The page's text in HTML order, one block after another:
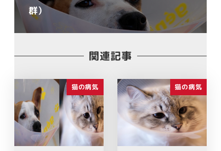
群）
関連記事
猫の病気 猫の病気